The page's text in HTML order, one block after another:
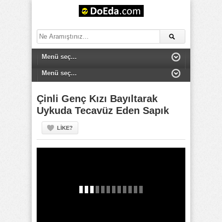
Çinli Genç Kızı Bayıltarak
Uykuda Tecavüz Eden Sapık
LIKE?